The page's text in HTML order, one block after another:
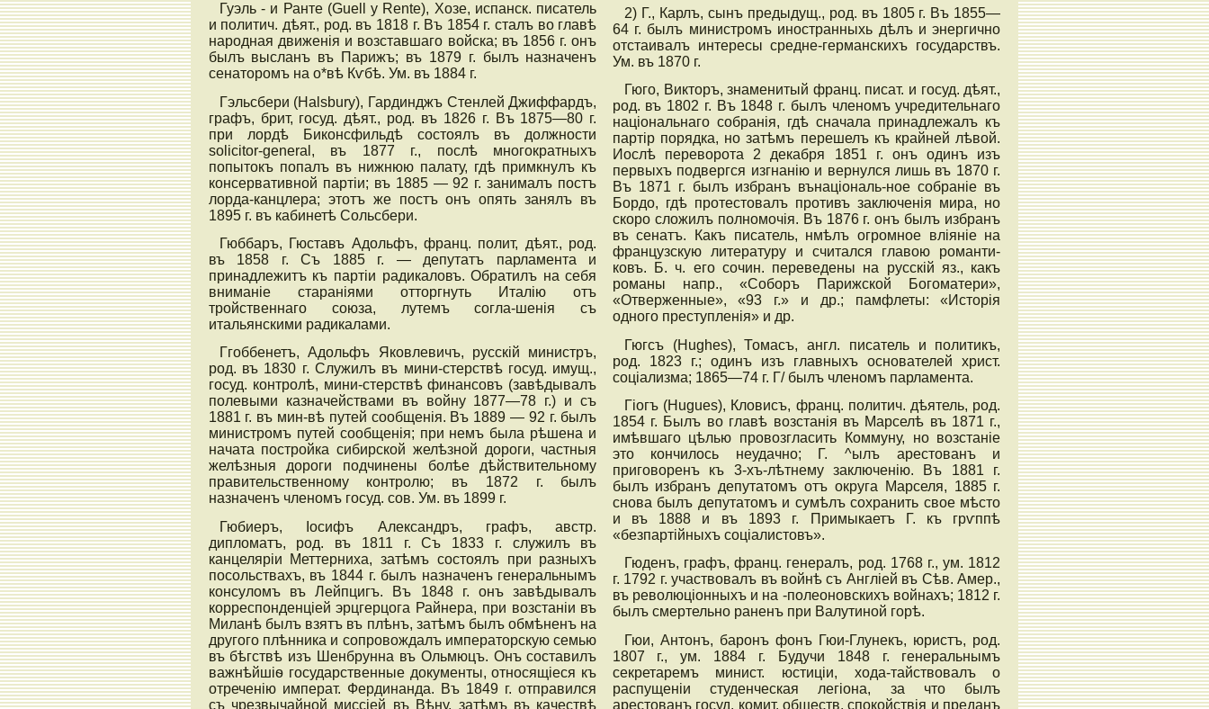
Гуэль - и Ранте (Guell у Rente), Хозе, испанск. писатель
и политич. дѣят., род. въ 1818 г. Въ 1854 г. сталъ во главѣ
народная движенія и возставшаго войска; въ 1856 г. онъ
былъ высланъ въ Парижъ; въ 1879 г. былъ назначенъ
сенаторомъ на о*вѣ Кѵбѣ. Ум. въ 1884 г.
Гэльсбери (Halsbury), Гардинджъ Стенлей Джиффардъ,
графъ, брит, госуд. дѣят., род. въ 1826 г. Въ 1875—80 г.
при лордѣ Биконсфильдѣ состоялъ въ должности
solicitor-general, въ 1877 г., послѣ многократныхъ
попытокъ попалъ въ нижнюю палату, гдѣ примкнулъ къ
консервативной партіи; въ 1885 — 92 г. занималъ постъ
лорда-канцлера; этотъ же постъ онъ опять занялъ въ
1895 г. въ кабинетѣ Сольсбери.
Гюббаръ, Гюставъ Адольфъ, франц. полит, дѣят., род.
въ 1858 г. Съ 1885 г. — депутатъ парламента и
принадлежитъ къ партіи радикаловъ. Обратилъ на себя
вниманіе стараніями отторгнуть Италію отъ
тройственнаго союза, лутемъ согла-шенія съ
итальянскими радикалами.
Ггоббенетъ, Адольфъ Яковлевичъ, русскій министръ,
род. въ 1830 г. Служилъ въ мини-стерствѣ госуд. имущ.,
госуд. контролѣ, мини-стерствѣ финансовъ (завѣдывалъ
полевыми казначействами въ войну 1877—78 г.) и съ
1881 г. въ мин-вѣ путей сообщенія. Въ 1889 — 92 г. былъ
министромъ путей сообщенія; при немъ была рѣшена и
начата постройка сибирской желѣзной дороги, частныя
желѣзныя дороги подчинены болѣе дѣйствительному
правительственному контролю; въ 1872 г. былъ
назначенъ членомъ госуд. сов. Ум. въ 1899 г.
Гюбиеръ, Іосифъ Александръ, графъ, австр.
дипломатъ, род. въ 1811 г. Съ 1833 г. служилъ въ
канцеляріи Меттерниха, затѣмъ состоялъ при разныхъ
посольствахъ, въ 1844 г. былъ назначенъ генеральнымъ
консуломъ въ Лейпцигъ. Въ 1848 г. онъ завѣдывалъ
корреспонденціей эрцгерцога Райнера, при возстаніи въ
Миланѣ былъ взятъ въ плѣнъ, затѣмъ былъ обмѣненъ на
другого плѣнника и сопровождалъ императорскую семью
въ бѣгствѣ изъ Шенбрунна въ Ольмюцъ. Онъ составилъ
важнѣйшіѳ государственные документы, относящіеся къ
отреченію императ. Фердинанда. Въ 1849 г. отправился
съ чрезвычайной миссіей въ Вѣну, затѣмъ въ качествѣ
2) Г., Карлъ, сынъ предыдущ., род. въ 1805 г. Въ 1855—
64 г. былъ министромъ иностранныхь дѣлъ и энергично
отстаивалъ интересы средне-германскихъ государствъ.
Ум. въ 1870 г.
Гюго, Викторъ, знаменитый франц. писат. и госуд. дѣят.,
род. въ 1802 г. Въ 1848 г. былъ членомъ учредительнаго
національнаго собранія, гдѣ сначала принадлежалъ къ
партір порядка, но затѣмъ перешелъ къ крайней лѣвой.
Иослѣ переворота 2 декабря 1851 г. онъ одинъ изъ
первыхъ подвергся изгнанію и вернулся лишь въ 1870 г.
Въ 1871 г. былъ избранъ вънаціональ-ное собраніе въ
Бордо, гдѣ протестовалъ противъ заключенія мира, но
скоро сложилъ полномочія. Въ 1876 г. онъ былъ избранъ
въ сенатъ. Какъ писатель, нмѣлъ огромное вліяніе на
французскую литературу и считался главою романти-
ковъ. Б. ч. его сочин. переведены на русскій яз., какъ
романы напр., «Соборъ Парижской Богоматери»,
«Отверженные», «93 г.» и др.; памфлеты: «Исторія
одного преступленія» и др.
Гюгсъ (Hughes), Томасъ, англ. писатель и политикъ,
род. 1823 г.; одинъ изъ главныхъ основателей христ.
соціализма; 1865—74 г. Г/ былъ членомъ парламента.
Гіогъ (Hugues), Кловисъ, франц. политич. дѣятель, род.
1854 г. Былъ во главѣ возстанія въ Марселѣ въ 1871 г.,
имѣвшаго цѣлью провозгласить Коммуну, но возстаніе
это кончилось неудачно; Г. ^ылъ арестованъ и
приговоренъ къ 3-хъ-лѣтнему заключенію. Въ 1881 г.
былъ избранъ депутатомъ отъ округа Марселя, 1885 г.
снова былъ депутатомъ и сумѣлъ сохранить свое мѣсто
и въ 1888 и въ 1893 г. Примыкаетъ Г. къ грѵппѣ
«безпартійныхъ соціалистовъ».
Гюденъ, графъ, франц. генералъ, род. 1768 г., ум. 1812
г. 1792 г. участвовалъ въ войнѣ съ Англіей въ Сѣв. Амер.,
въ революціонныхъ и на -полеоновскихъ войнахъ; 1812 г.
былъ смертельно раненъ при Валутиной горѣ.
Гюи, Антонъ, баронъ фонъ Гюи-Глунекъ, юристъ, род.
1807 г., ум. 1884 г. Будучи 1848 г. генеральнымъ
секретаремъ минист. юстиціи, хода-тайствовалъ о
распущеніи студенческая легіона, за что былъ
арестованъ госуд. комит. обществ, спокойствія и преданъ